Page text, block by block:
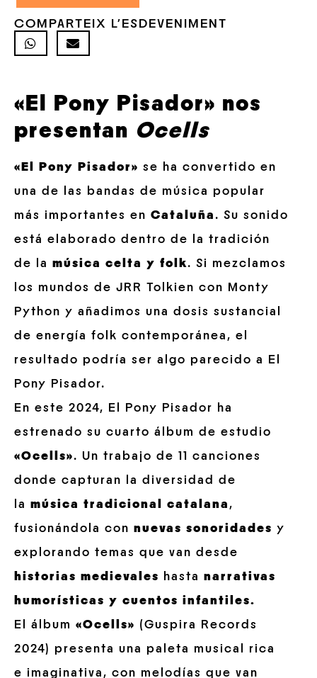
COMPARTEIX L'ESDEVENIMENT
«El Pony Pisador» nos
presentan Ocells
«El Pony Pisador» se ha convertido en
una de las bandas de música popular
más importantes en Cataluña. Su sonido
está elaborado dentro de la tradición
de la música celta y folk. Si mezclamos
los mundos de JRR Tolkien con Monty
Python y añadimos una dosis sustancial
de energía folk contemporánea, el
resultado podría ser algo parecido a El
Pony Pisador.
En este 2024, El Pony Pisador ha
estrenado su cuarto álbum de estudio
«Ocells». Un trabajo de 11 canciones
donde capturan la diversidad de
la música tradicional catalana ,
fusionándola con nuevas sonoridades y
explorando temas que van desde
historias medievales
hasta narrativas
humorísticas y cuentos infantiles.
El álbum «Ocells» (Guspira Records
2024) presenta una paleta musical rica
e imaginativa, con melodías que van